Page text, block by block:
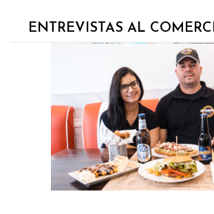
ENTREVISTAS AL